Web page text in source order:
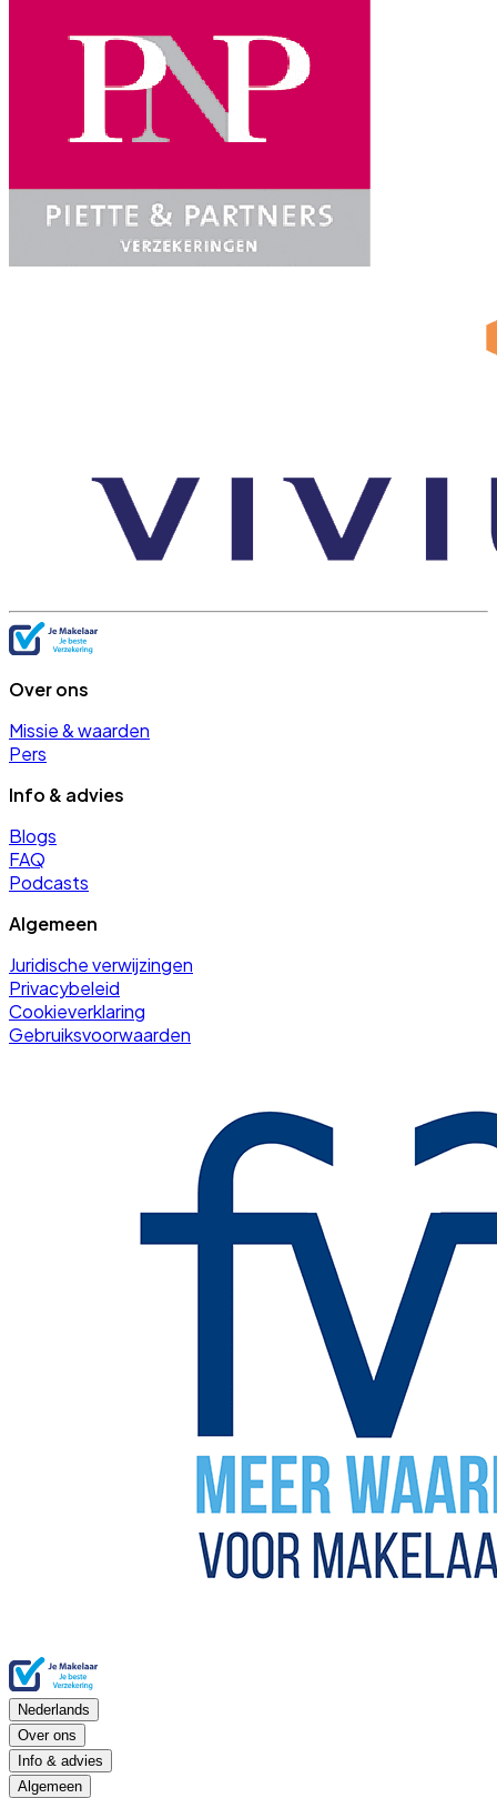
Over ons
Missie & waarden
Pers
Info & advies
Blogs
FAQ
Podcasts
Algemeen
Juridische verwijzingen
Privacybeleid
Cookieverklaring
Gebruiksvoorwaarden
Nederlands
Over ons
Info & advies
Algemeen